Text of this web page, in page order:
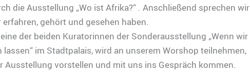
die Ausstellung „Wo ist Afrika?“ . Anschließend sprechen wir
erfahren, gehört und gesehen haben.
der beiden Kuratorinnen der Sonderausstellung „Wenn wir
lassen“ im Stadtpalais, wird an unserem Worshop teilnehmen,
Ausstellung vorstellen und mit uns ins Gespräch kommen.